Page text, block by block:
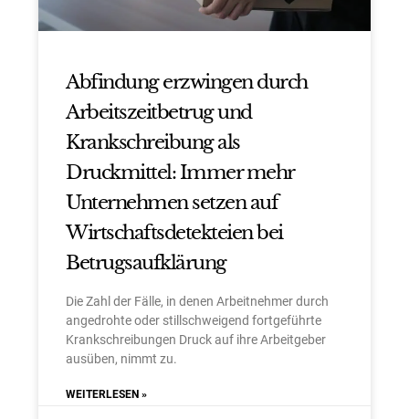
Abfindung erzwingen durch
Arbeitszeitbetrug und
Krankschreibung als
Druckmittel: Immer mehr
Unternehmen setzen auf
Wirtschaftsdetekteien bei
Betrugsaufklärung
Die Zahl der Fälle, in denen Arbeitnehmer durch
angedrohte oder stillschweigend fortgeführte
Krankschreibungen Druck auf ihre Arbeitgeber
ausüben, nimmt zu.
WEITERLESEN »